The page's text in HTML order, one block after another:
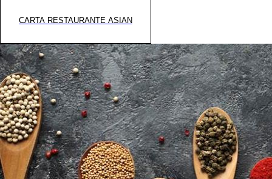
CARTA RESTAURANTE ASIAN